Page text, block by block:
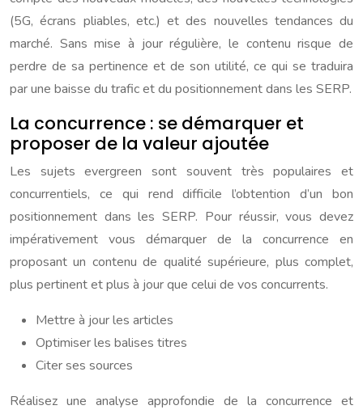
(5G, écrans pliables, etc.) et des nouvelles tendances du
marché. Sans mise à jour régulière, le contenu risque de
perdre de sa pertinence et de son utilité, ce qui se traduira
par une baisse du trafic et du positionnement dans les SERP.
La concurrence : se démarquer et
proposer de la valeur ajoutée
Les sujets evergreen sont souvent très populaires et
concurrentiels, ce qui rend difficile l’obtention d’un bon
positionnement dans les SERP. Pour réussir, vous devez
impérativement vous démarquer de la concurrence en
proposant un contenu de qualité supérieure, plus complet,
plus pertinent et plus à jour que celui de vos concurrents.
Mettre à jour les articles
Optimiser les balises titres
Citer ses sources
Réalisez une analyse approfondie de la concurrence et